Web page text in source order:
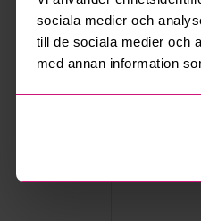
sociala medier och
till de sociala medier och
med annan information